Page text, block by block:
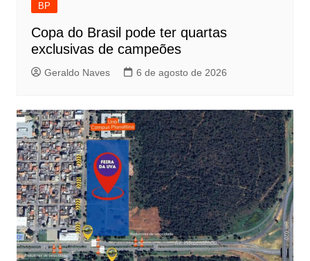
BP
Copa do Brasil pode ter quartas
exclusivas de campeões
Geraldo Naves 6 de agosto de 2026